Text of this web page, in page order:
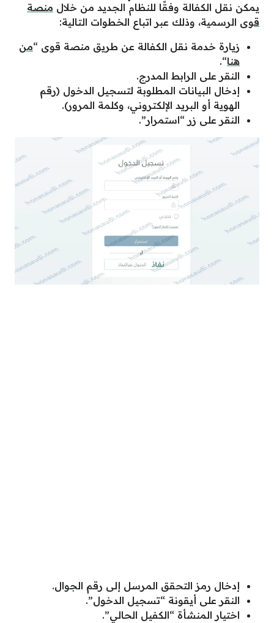
يمكن نقل الكفالة وفقًا للنظام الجديد من خلال منصة
قوى الرسمية، وذلك عبر اتباع الخطوات التالية:
زيارة خدمة نقل الكفالة عن طريق منصة قوى “من
هنا“.
النقر على الرابط المدرج.
إدخال البيانات المطلوبة لتسجيل الدخول (رقم
الهوية أو البريد الإلكتروني، وكلمة المرور).
النقر على زر “استمرار”.
إدخال رمز التحقق المرسل إلى رقم الجوال.
النقر على أيقونة “تسجيل الدخول”.
اختيار المنشأة “الكفيل الحالي”.